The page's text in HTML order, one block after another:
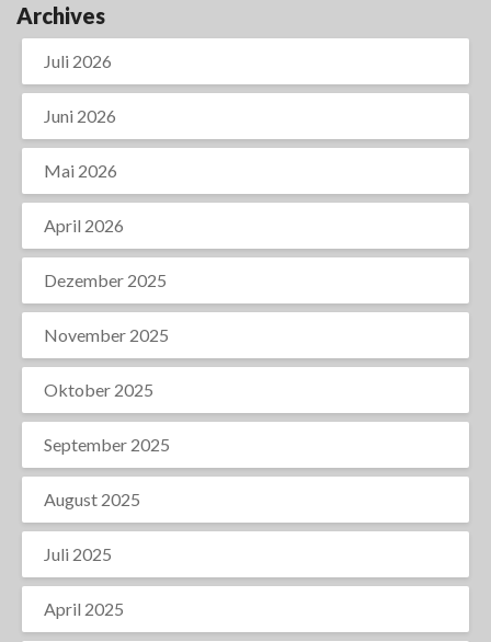
Archives
Juli 2026
Juni 2026
Mai 2026
April 2026
Dezember 2025
November 2025
Oktober 2025
September 2025
August 2025
Juli 2025
April 2025